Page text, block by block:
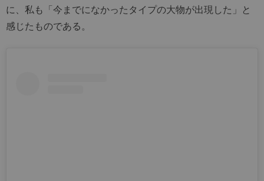
に、私も「今までになかったタイプの大物が出現した」と
感じたものである。